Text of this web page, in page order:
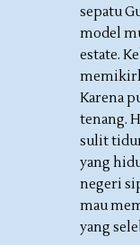
sepatu
model
estate.
Karena
tenang.
sulit
yang
negeri
mau
yang